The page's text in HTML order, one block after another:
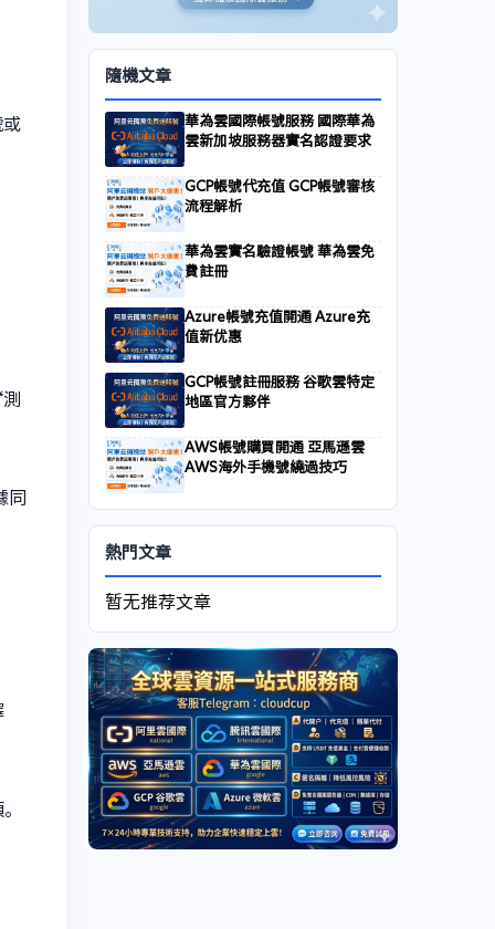
同
隨機文章
華為雲國際帳號服務 國際華為
雲新加坡服務器實名認證要求
GCP帳號代充值 GCP帳號審核
流程解析
華為雲實名驗證帳號 華為雲免
費註冊
Azure帳號充值開通 Azure充
值新优惠
GCP帳號註冊服務 谷歌雲特定
地區官方夥伴
AWS帳號購買開通 亞馬遜雲
AWS海外手機號繞過技巧
熱門文章
暂无推荐文章